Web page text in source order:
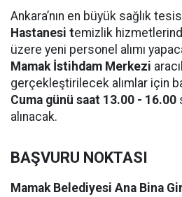
Ankara’nın en büyük sağlık
Hastanesi temizlik
üzere yeni personel alımı
Mamak İstihdam Merkezi
gerçekleştirilecek alımlar için
Cuma günü saat 13.00 - 16.00
alınacak.
BAŞVURU NOKTASI
Mamak Belediyesi Ana Bina